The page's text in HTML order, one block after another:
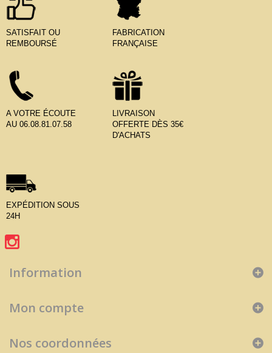
SATISFAIT OU
REMBOURSÉ
FABRICATION
FRANÇAISE
A VOTRE ÉCOUTE
AU 06.08.81.07.58
LIVRAISON
OFFERTE DÈS 35€
D'ACHATS
EXPÉDITION SOUS
24H
Information
Mon compte
Nos coordonnées